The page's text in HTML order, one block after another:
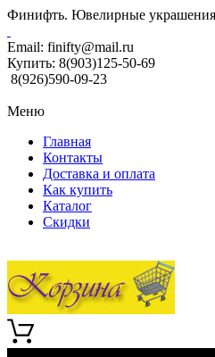
Финифть. Ювелирные украшения
Email: finifty@mail.ru
Купить: 8(903)125-50-69
8(926)590-09-23
Меню
Главная
Контакты
Доставка и оплата
Как купить
Каталог
Скидки